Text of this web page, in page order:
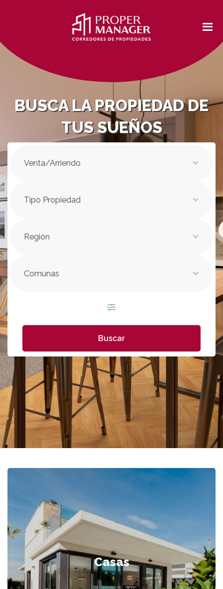
BUSCA LA PROPIEDAD DE
TUS SUEÑOS
Venta/Arriendo
Tipo Propiedad
Región
Comunas
Casas